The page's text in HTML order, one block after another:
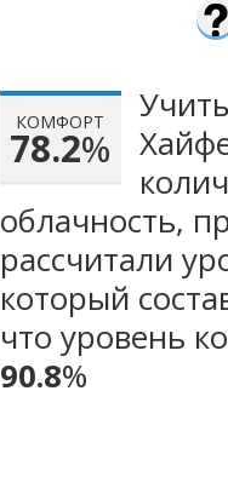
КОМФОРТ
78.2%
облачность,
рассчитали
который
что уровень
90.8%